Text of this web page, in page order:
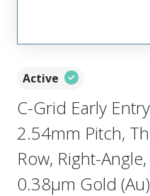
Active
C-Grid Early
2.54mm Pitch,
Row, Right-
0.38µm Gold